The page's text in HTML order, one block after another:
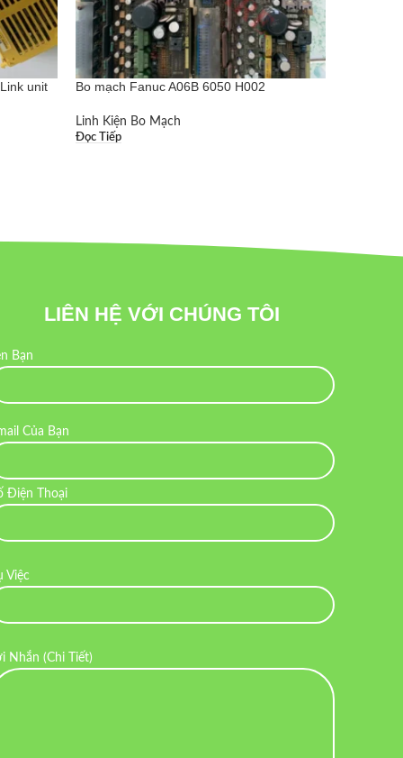
unit Bo mạch Fanuc A06B 6050 H002
Linh Kiện Bo Mạch
Đọc Tiếp
LIÊN HỆ VỚI CHÚNG TÔI
Bạn
Của Bạn
Điện Thoại
Việc
Nhắn (Chi Tiết)